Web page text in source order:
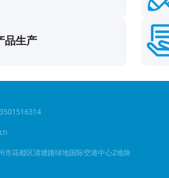
品生产
市花都区清塘路绿地国际空港中心2地块